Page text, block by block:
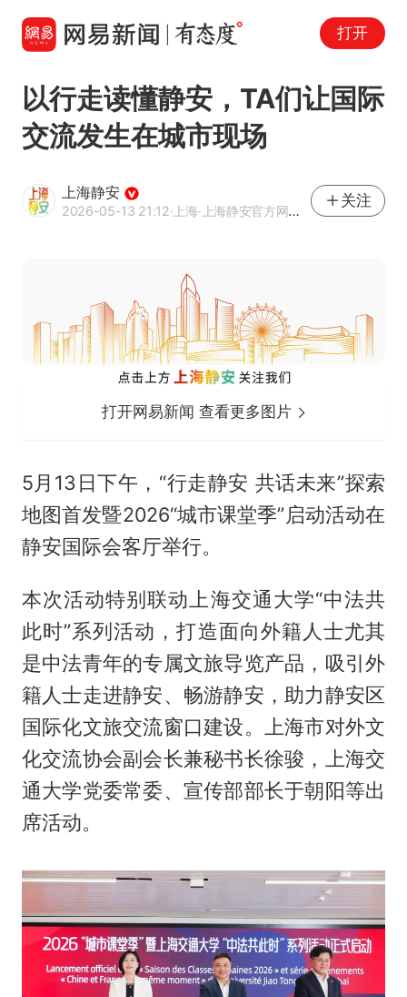
打开
以行走读懂静安，TA们让国际
交流发生在城市现场
上海静安
2026-05-13 21:12·上海·上海静安官方网易号
关注
打开网易新闻 查看更多图片
5月13日下午，“行走静安 共话未来”探索
地图首发暨2026“城市课堂季”启动活动在
静安国际会客厅举行。
本次活动特别联动上海交通大学“中法共
此时”系列活动，打造面向外籍人士尤其
是中法青年的专属文旅导览产品，吸引外
籍人士走进静安、畅游静安，助力静安区
国际化文旅交流窗口建设。上海市对外文
化交流协会副会长兼秘书长徐骏，上海交
通大学党委常委、宣传部部长于朝阳等出
席活动。